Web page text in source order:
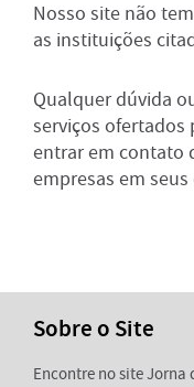
Nosso site não
as instituições
Qualquer dúvida
serviços ofertados
entrar em contato
empresas em
Sobre o Site
Encontre no site Jorna